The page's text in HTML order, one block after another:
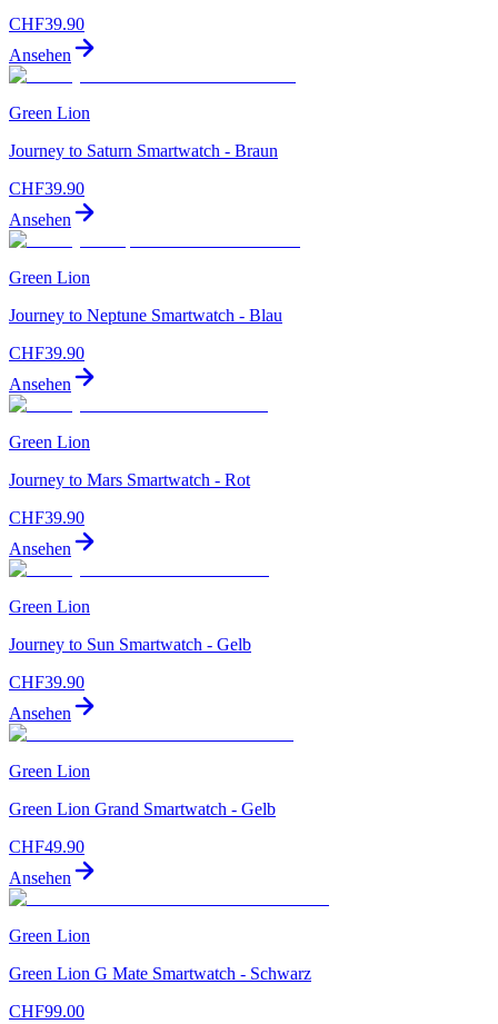
CHF39.90
Ansehen
Green Lion
Journey to Saturn Smartwatch - Braun
CHF39.90
Ansehen
Green Lion
Journey to Neptune Smartwatch - Blau
CHF39.90
Ansehen
Green Lion
Journey to Mars Smartwatch - Rot
CHF39.90
Ansehen
Green Lion
Journey to Sun Smartwatch - Gelb
CHF39.90
Ansehen
Green Lion
Green Lion Grand Smartwatch - Gelb
CHF49.90
Ansehen
Green Lion
Green Lion G Mate Smartwatch - Schwarz
CHF99.00